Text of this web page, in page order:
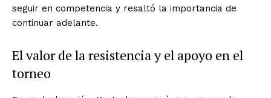
seguir en competencia y resaltó la importancia de
continuar adelante.
El valor de la resistencia y el apoyo en el
torneo